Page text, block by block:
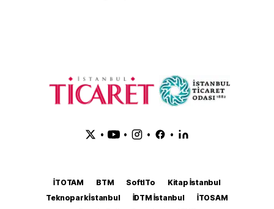
• • • •
İTOTAM BTM SoftITo
Kitap İstanbul
Teknopark İstanbul
İDTM İstanbul
İTOSAM